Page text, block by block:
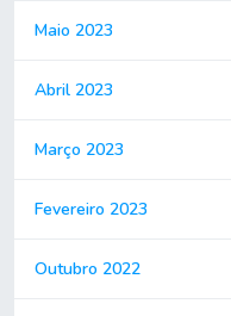
Maio 2023
Abril 2023
Março 2023
Fevereiro 2023
Outubro 2022